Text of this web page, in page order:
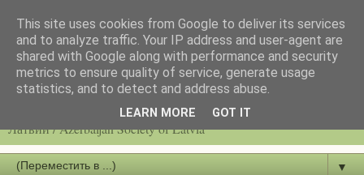
Latvijas azerbaidžāņu biedrību / Общество азербайджанцев
Латвии / Azerbaijan Society of Latvia
▼
This site uses cookies from Google to deliver its services
and to analyze traffic. Your IP address and user-agent are
shared with Google along with performance and security
metrics to ensure quality of service, generate usage
statistics, and to detect and address abuse.
LEARN MORE GOT IT